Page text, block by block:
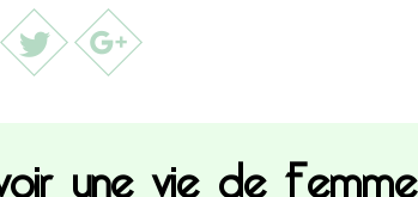
une vie de Femme